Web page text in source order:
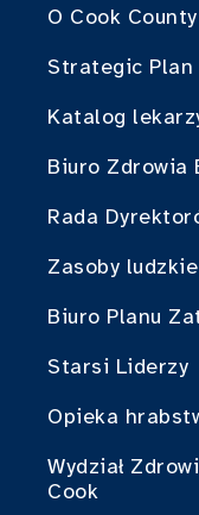
O Cook
Strategic
Katalog
Biuro Zdrowia
Rada
Zasoby ludzkie
Biuro Planu
Starsi Liderzy
Opieka
Wydział
Cook